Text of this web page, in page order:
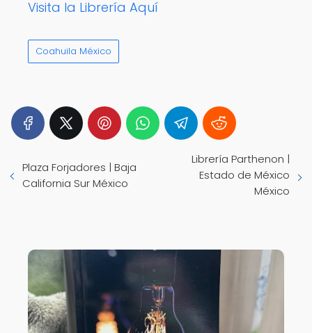
Visita la Librería Aquí
Coahuila México
Plaza Forjadores | Baja
California Sur México
Librería Parthenon |
Estado de México
México